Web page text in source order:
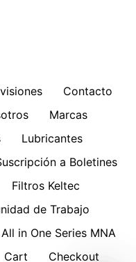
Contacto
Marcas
Lubricantes
a Boletines
Filtros Keltec
de Trabajo
All in One Series MNA
Cart Checkout